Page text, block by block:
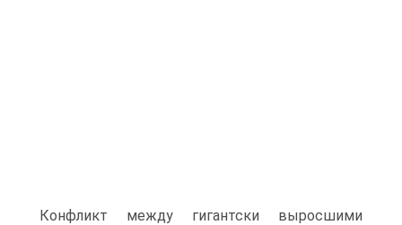
Конфликт между гигантски выросшими